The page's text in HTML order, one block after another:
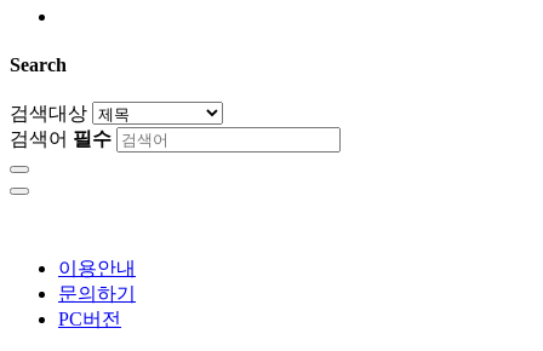
Search
검색대상
검색어 필수
이용안내
문의하기
PC버전